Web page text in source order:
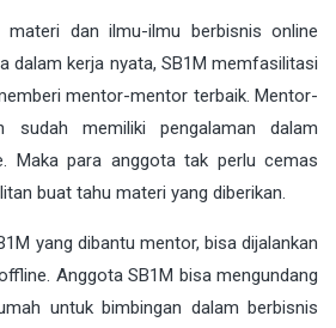
materi dan ilmu-ilmu berbisnis online
dalam kerja nyata, SB1M memfasilitasi
mentor-mentor terbaik. Mentor-
sudah memiliki pengalaman dalam
Maka para anggota tak perlu cemas
buat tahu materi yang diberikan.
yang dibantu mentor, bisa dijalankan
Anggota SB1M bisa mengundang
untuk bimbingan dalam berbisnis